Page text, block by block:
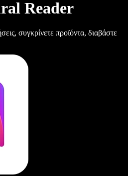
Reader
συγκρίνετε προϊόντα, διαβάστε